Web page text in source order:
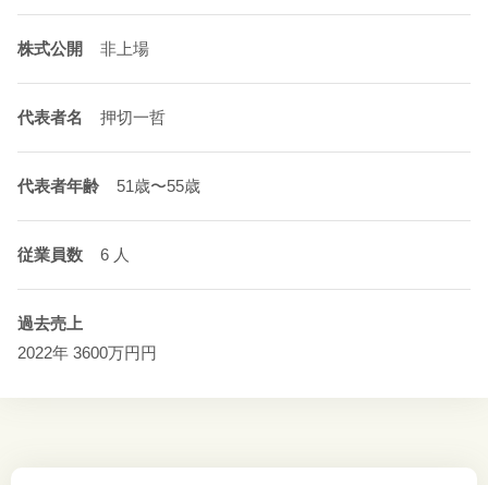
株式公開 非上場
代表者名 押切一哲
代表者年齢 51歳〜55歳
従業員数 6 人
過去売上
2022年 3600万円円